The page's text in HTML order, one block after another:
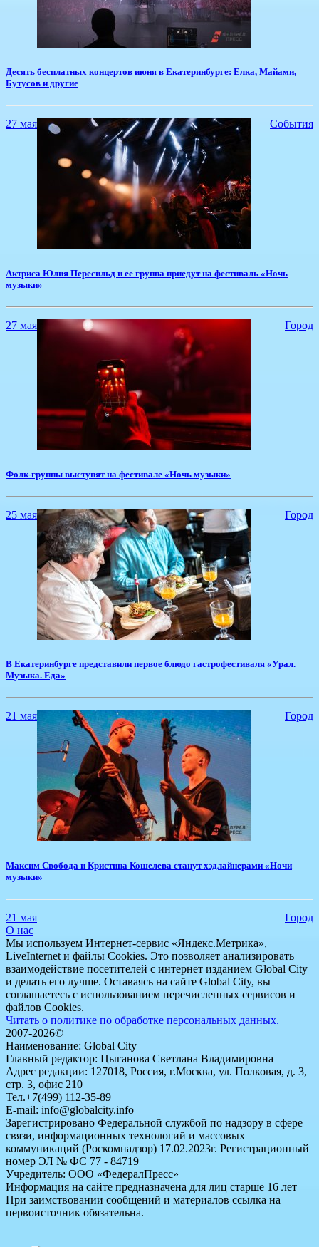
Десять бесплатных концертов июня в Екатеринбурге: Елка, Майами,
Бутусов и другие
27 мая События
​Актриса Юлия Пересильд и ее группа приедут на фестиваль «Ночь
музыки»
27 мая Город
​Фолк-группы выступят на фестивале «Ночь музыки»
25 мая Город
​В Екатеринбурге представили первое блюдо гастрофестиваля «Урал.
Музыка. Еда»
21 мая Город
​Максим Свобода и Кристина Кошелева станут хэдлайнерами «Ночи
музыки»
21 мая
Город
О нас
Мы используем Интернет-сервис «Яндекс.Метрика»,
LiveInternet и файлы Cookies. Это позволяет анализировать
взаимодействие посетителей с интернет изданием Global City
и делать его лучше. Оставаясь на сайте Global City, вы
соглашаетесь с использованием перечисленных сервисов и
файлов Cookies.
Читать о политике по обработке персональных данных.
2007-2026©
Наименование: Global City
Главный редактор: Цыганова Светлана Владимировна
Адрес редакции: 127018, Россия, г.Москва, ул. Полковая, д. 3,
стр. 3, офис 210
Тел.+7(499) 112-35-89
E-mail: info@globalcity.info
Зарегистрировано Федеральной службой по надзору в сфере
связи, информационных технологий и массовых
коммуникаций (Роскомнадзор) 17.02.2023г. Регистрационный
номер ЭЛ № ФС 77 - 84719
Учредитель: ООО «ФедералПресс»
Информация на сайте предназначена для лиц старше 16 лет
При заимствовании сообщений и материалов ссылка на
первоисточник обязательна.